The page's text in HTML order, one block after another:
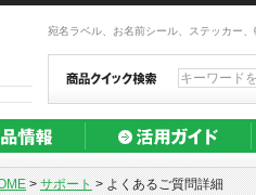
宛名ラベル、お名前シール、ステッカー
>サポート>よくあるご質問詳細